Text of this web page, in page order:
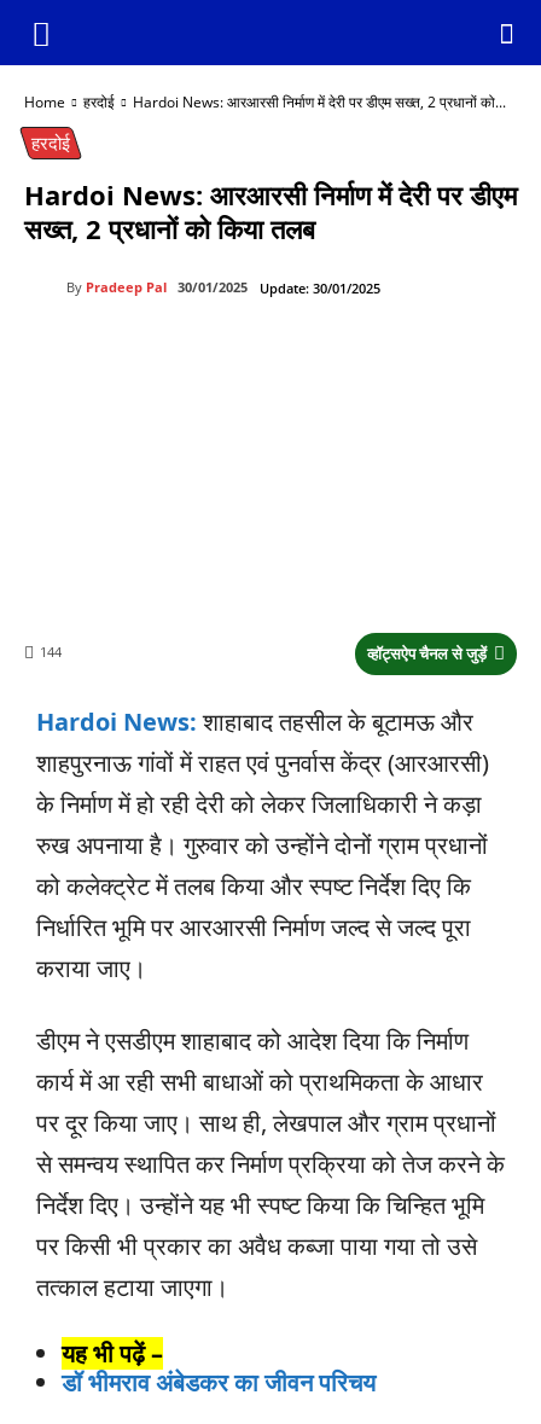
Home हरदोई Hardoi News: आरआरसी निर्माण में देरी पर डीएम सख्त, 2 प्रधानों को...
हरदोई
Hardoi News: आरआरसी निर्माण में देरी पर डीएम
सख्त, 2 प्रधानों को किया तलब
By Pradeep Pal 30/01/2025 Update: 30/01/2025
व्हॉट्सऐप चैनल से जुड़ें
144
Hardoi News:शाहाबाद तहसील के बूटामऊ और
शाहपुरनाऊ गांवों में राहत एवं पुनर्वास केंद्र (आरआरसी)
के निर्माण में हो रही देरी को लेकर जिलाधिकारी ने कड़ा
रुख अपनाया है। गुरुवार को उन्होंने दोनों ग्राम प्रधानों
को कलेक्ट्रेट में तलब किया और स्पष्ट निर्देश दिए कि
निर्धारित भूमि पर आरआरसी निर्माण जल्द से जल्द पूरा
कराया जाए।
डीएम ने एसडीएम शाहाबाद को आदेश दिया कि निर्माण
कार्य में आ रही सभी बाधाओं को प्राथमिकता के आधार
पर दूर किया जाए। साथ ही, लेखपाल और ग्राम प्रधानों
से समन्वय स्थापित कर निर्माण प्रक्रिया को तेज करने के
निर्देश दिए। उन्होंने यह भी स्पष्ट किया कि चिन्हित भूमि
पर किसी भी प्रकार का अवैध कब्जा पाया गया तो उसे
तत्काल हटाया जाएगा।
यह भी पढ़ें –
डॉ भीमराव अंबेडकर का जीवन परिचय